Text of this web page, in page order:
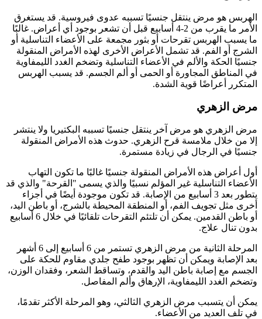
الهربس هو مرض ينتقل جنسيًا تسببه عدوى فيروسية. قد يستغرق
الأمر ما يقرب من 2-4 أسابيع قبل أن تشعر بوجود أي أعراض. غالبًا
ما يسبب الهربس تقرحات أو بثور مجمعة على الأعضاء التناسلية أو
الشرج أو الفم. قد تشمل الأعراض الأخرى لهذه الأمراض المنقولة
جنسيًا الحكة والألم في الأعضاء التناسلية وتضخم الغدد الليمفاوية
في المناطق المجاورة أو الحمى أو ألم الجسم. قد يسبب الهربس
المتكرر أعراضًا قوية الشدة.
مرض الزهري
مرض الزهري هو مرض آخر ينتقل جنسيًا تسببه البكتيريا ولا ينتشر
إلا من خلال ملامسة قرح الزهري. حدوث هذه الأمراض المنقولة
جنسيًا في الرجال في زيادة مستمرة.
أول أعراض هذه الأمراض المنقولة جنسيًا غالبًا ما تكون التهاب
الأعضاء التناسلية غير المؤلم نسبيًا والذي يسمى "القرحة" والذي قد
يتطور بعد 3 أسابيع من الإصابة. قد تكون موجودة أيضًا في أجزاء
أخرى مثل تجويف الفم، أو المنطقة المحيطة بالشرج، أو باطن اليد،
أو باطن القدمين. يمكن أن تلتئم التقرحات تلقائيًا في خلال 6 أسابيع
بدون تنال علاج.
المرحلة الثانية من مرض الزهري تستمر من 6 أسابيع إلى 6 أشهر
بعد الإصابة ويمكن أن تظهر بوجود طفح جلدي مقاوم للحكة على
الجسم مع إصابة باطن اليد والقدم، وتساقط الشعر، وفقدان الوزن،
وتضخم الغدد الليمفاوية، الإرهاق وألم المفاصل.
يمكن أن يتسبب مرض الزهري الثالثي، وهو المرحلة الأكثر تقدمًا،
في تلف العديد من الأعضاء.